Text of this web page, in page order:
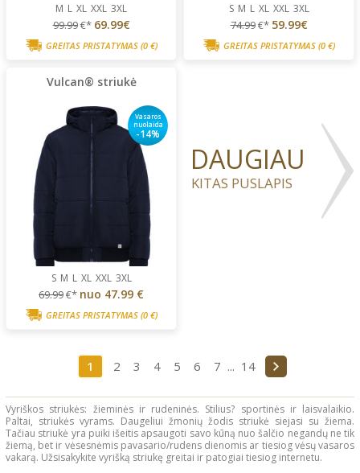
M L XL XXL 3XL
99.99€* 69.99€
GREITAS PRISTATYMAS (0 €)
S M L XL XXL 3XL
74.99€* 59.99€
GREITAS PRISTATYMAS (0 €)
Vulcan® striukė
Vasaros
nuolaida
-14%
S M L XL XXL 3XL
69.99€* nuo 47.99 €
GREITAS PRISTATYMAS (0 €)
DAUGIAU
KITAS PUSLAPIS
1 2 3 4 5 6 7 ... 14
Vyriškos striukės: žieminės ir rudeninės. Stilius? sportinės ir laisvalaikio.
Paltai, striukės vyrams. Daugeliui žmonių žodis striukė siejasi su žiema.
Tačiau striukė yra puiki išeitis apsaugoti savo kūną nuo šalčio negandų ne tik
žiemą, bet ir vėsesnėmis pavasario/rudens dienomis ar tiesiog vėsų vasaros
vakarą. Užsisakykite vyrišką striukę greitai ir patogiai tiesiog internetu.